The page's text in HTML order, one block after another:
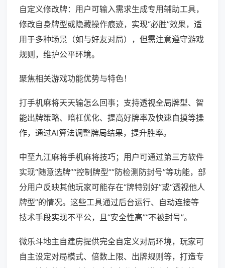
自定义修改牌：用户可输入需求生成专用辅助工具，
修改自身牌型或隐藏操作痕迹，实现“必胜”效果，适
用于多种场景（如与好友对局），但需注意遵守游戏
规则，维护公平环境。
聚焦相关游戏功能优势与特色！
打手机麻将天天输怎么回事；支持透视全局牌型、智
能出牌策略、暗杠优化、提高好牌率及快速自摸等操
作，通过AI算法调整牌局结果，提升胜率。
中至九江麻将手机麻将技巧；用户可通过第三方软件
实现“随意选牌”“控制牌型”“防检测防封号”等功能，部
分用户反映其他玩家可能存在“牌特别好”或“透视他人
牌型”的情况。这些工具通过后台运行、自动连接等
技术手段实现不平公，且“安全性高”“不被封号”。
微乐斗地主自建房提供完全自定义对局环境，玩家可
自主设定对局模式、倍数上限、出牌规则等，打造专